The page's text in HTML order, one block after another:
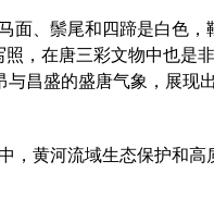
面、鬃尾和四蹄是白色
照，在唐三彩文物中也是
昌盛的盛唐气象，展现
，黄河流域生态保护和高